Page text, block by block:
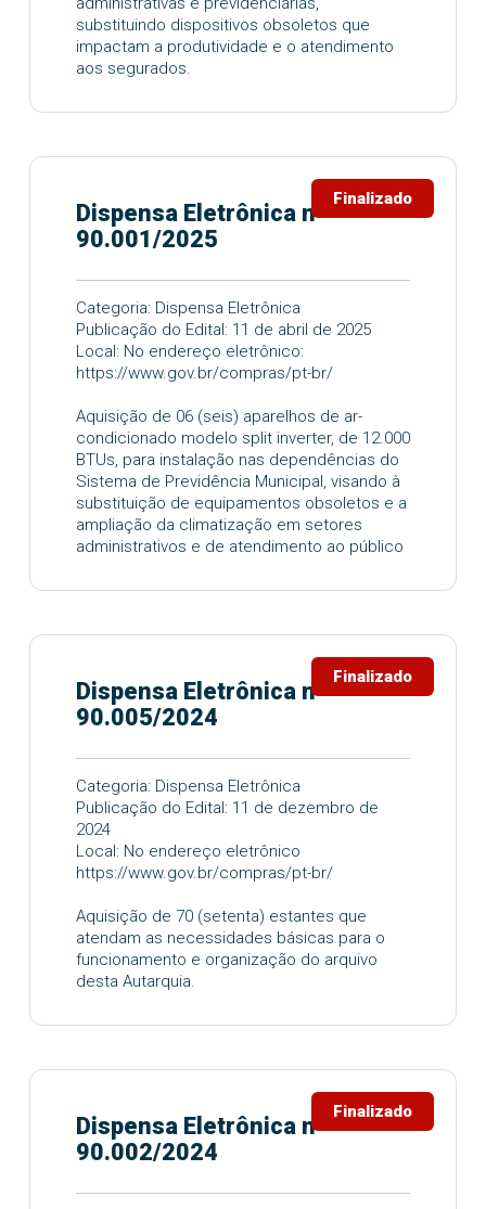
substituindo dispositivos obsoletos que
impactam a produtividade e o atendimento
aos segurados.
Dispensa Eletrônica nº
90.001/2025
Categoria: Dispensa Eletrônica
Publicação do Edital: 11 de abril de 2025
Local: No endereço eletrônico:
https://www.gov.br/compras/pt-br/
Aquisição de 06 (seis) aparelhos de ar-
condicionado modelo split inverter, de 12.000
BTUs, para instalação nas dependências do
Sistema de Previdência Municipal, visando à
substituição de equipamentos obsoletos e a
ampliação da climatização em setores
administrativos e de atendimento ao público
Finalizado
Dispensa Eletrônica nº
90.005/2024
Categoria: Dispensa Eletrônica
Publicação do Edital: 11 de dezembro de
2024
Local: No endereço eletrônico
https://www.gov.br/compras/pt-br/
Aquisição de 70 (setenta) estantes que
atendam as necessidades básicas para o
funcionamento e organização do arquivo
desta Autarquia.
Finalizado
Dispensa Eletrônica nº
90.002/2024
Finalizado